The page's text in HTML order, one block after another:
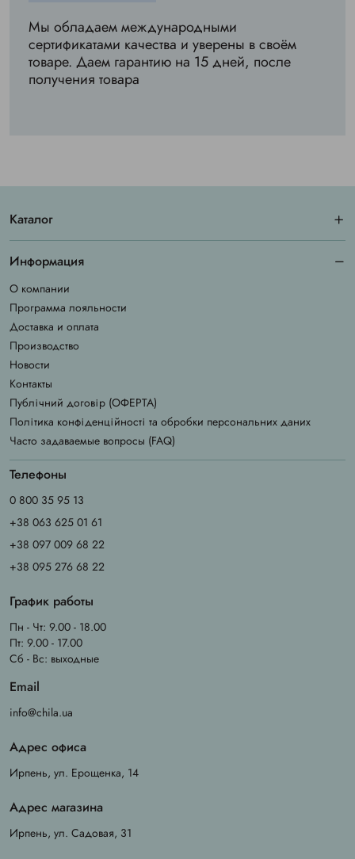
Мы обладаем международными
сертификатами качества и уверены в своём
товаре. Даем гарантию на 15 дней, после
получения товара
Каталог
Информация
О компании
Программа лояльности
Доставка и оплата
Производство
Новости
Контакты
Публічний договір (ОФЕРТА)
Політика конфіденційності та обробки персональних даних
Часто задаваемые вопросы (FAQ)
Телефоны
0 800 35 95 13
+38 063 625 01 61
+38 097 009 68 22
+38 095 276 68 22
График работы
Пн - Чт: 9.00 - 18.00
Пт: 9.00 - 17.00
Сб - Вс: выходные
Email
info@chila.ua
Адрес офиса
Ирпень, ул. Ерощенка, 14
Адрес магазина
Ирпень, ул. Садовая, 31